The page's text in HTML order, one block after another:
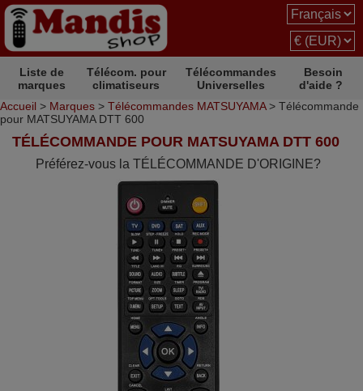
Liste de
marques
Télécom. pour
climatiseurs
Télécommandes
Universelles
Besoin
d'aide ?
Accueil > Marques > Télécommandes MATSUYAMA> Télécommande
pour MATSUYAMA DTT 600
TÉLÉCOMMANDE POUR MATSUYAMA DTT 600
Préférez-vous la TÉLÉCOMMANDE D'ORIGINE?